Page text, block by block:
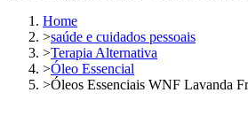
Home
>saúde e cuidados pessoais
>Terapia Alternativa
>Óleo Essencial
>Óleos Essenciais WNF Lavanda